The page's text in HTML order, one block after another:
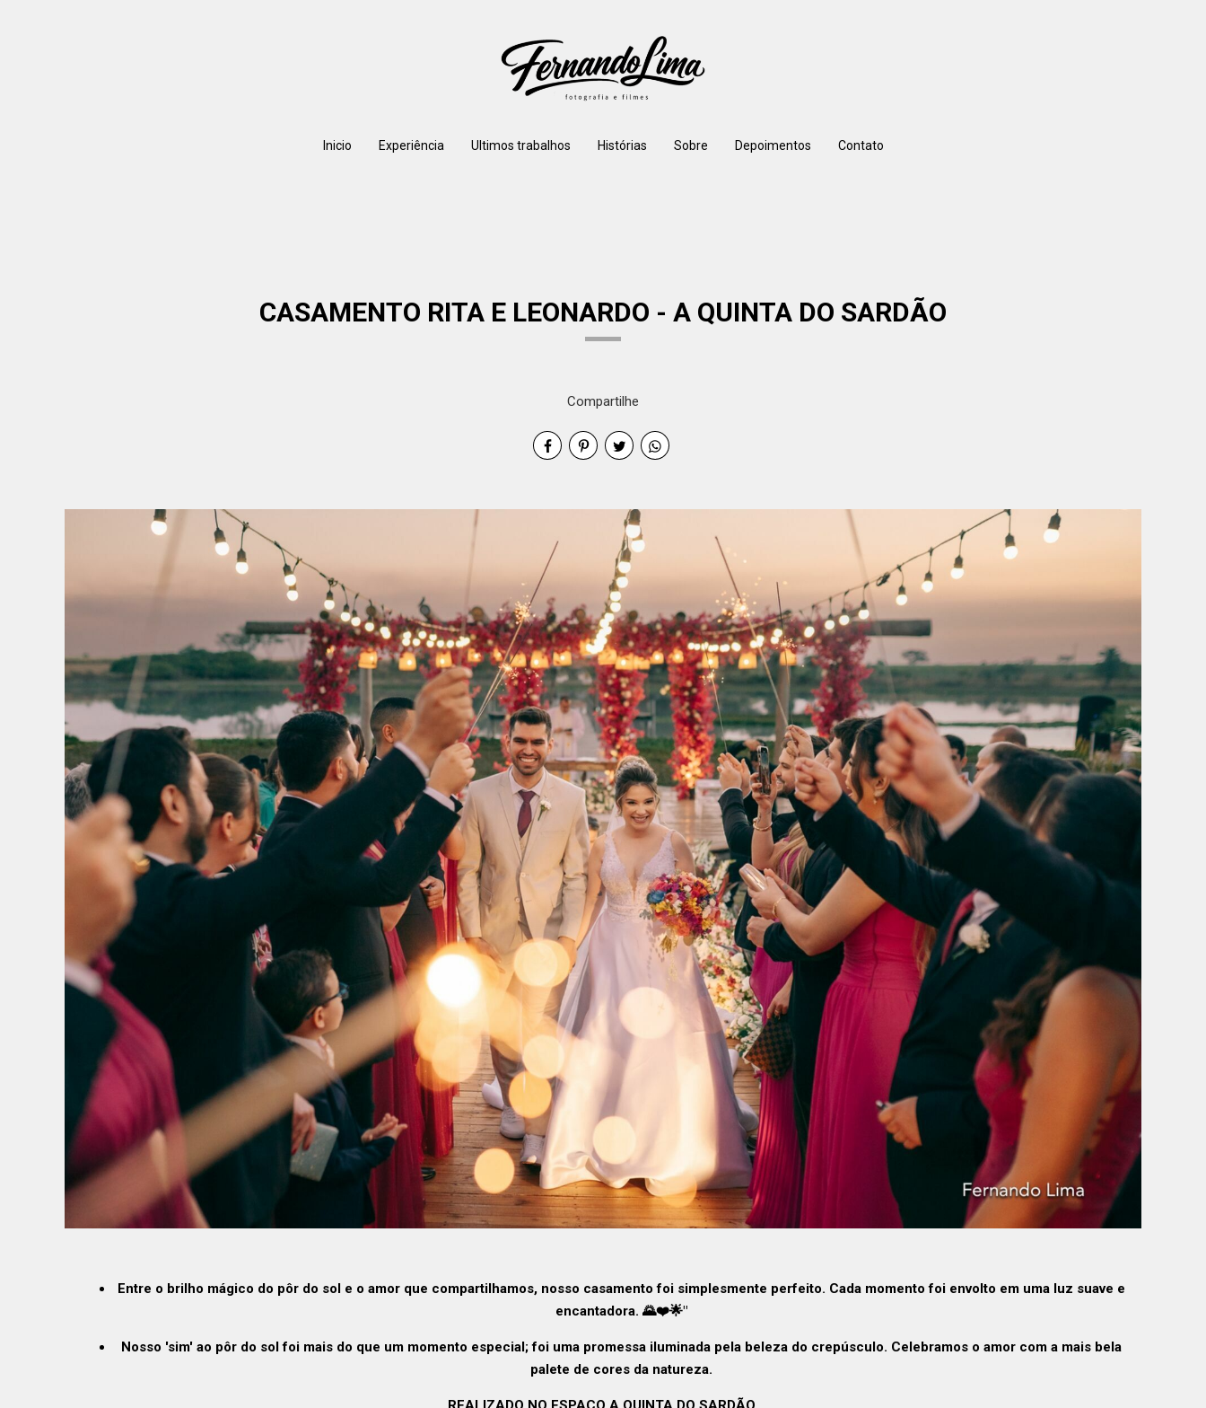
Inicio Experiência Ultimos trabalhos Histórias Sobre Depoimentos Contato
CASAMENTO RITA E LEONARDO - A QUINTA DO SARDÃO
Compartilhe
Entre o brilho mágico do pôr do sol e o amor que compartilhamos, nosso casamento foi simplesmente perfeito. Cada momento foi envolto em uma luz suave e
encantadora. 🌄❤️🌟"
Nosso 'sim' ao pôr do sol foi mais do que um momento especial; foi uma promessa iluminada pela beleza do crepúsculo. Celebramos o amor com a mais bela
palete de cores da natureza.